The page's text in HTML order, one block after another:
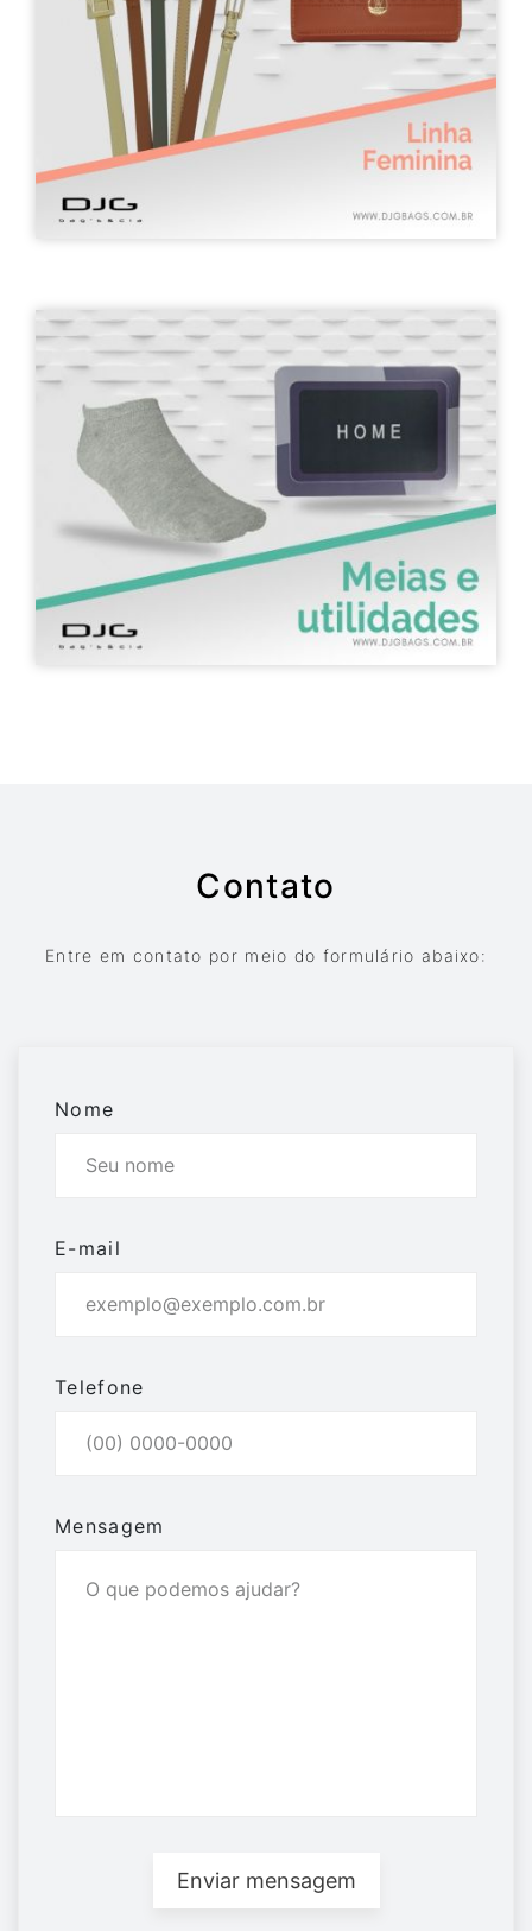
Contato
Entre em contato por meio do formulário abaixo:
Nome
E-mail
Telefone
Mensagem
Enviar mensagem